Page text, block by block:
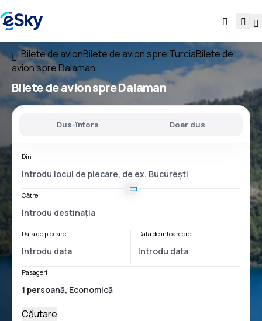
Bilete de avionBilete de avion spre TurciaBilete de
avion spre Dalaman
Bilete de avion spre Dalaman
Dus-întors Doar dus
Din
Către
Data de plecare Data de întoarcere
Pasageri
Căutare